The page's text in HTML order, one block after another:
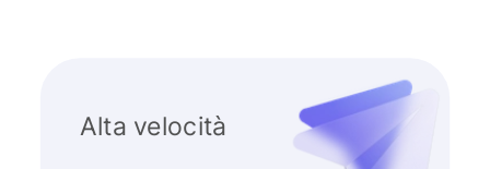
Alta velocità